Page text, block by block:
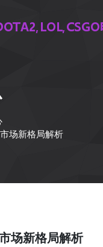
场新格局解析
场新格局解析